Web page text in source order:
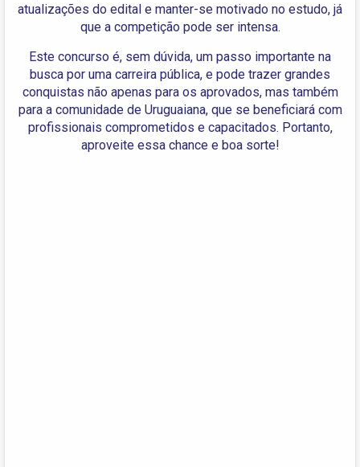
atualizações do edital e manter-se motivado no estudo, já
que a competição pode ser intensa.
Este concurso é, sem dúvida, um passo importante na
busca por uma carreira pública, e pode trazer grandes
conquistas não apenas para os aprovados, mas também
para a comunidade de Uruguaiana, que se beneficiará com
profissionais comprometidos e capacitados. Portanto,
aproveite essa chance e boa sorte!